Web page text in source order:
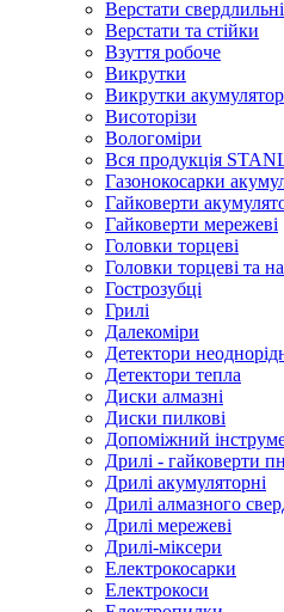
Верстати свердлильні
Верстати та стійки
Взуття робоче
Викрутки
Викрутки
Висоторізи
Вологоміри
Вся продукція
Газонокосарки
Гайковерти
Гайковерти мережеві
Головки торцеві
Головки торцеві та
Гострозубці
Грилі
Далекоміри
Детектори
Детектори тепла
Диски алмазні
Диски пилкові
Допоміжний
Дрилі - гайковерти
Дрилі акумуляторні
Дрилі алмазного
Дрилі мережеві
Дрилі-міксери
Електрокосарки
Електрокоси